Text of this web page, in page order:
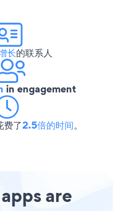
长的联系人
in engagement
费了2.5倍的时间。
are